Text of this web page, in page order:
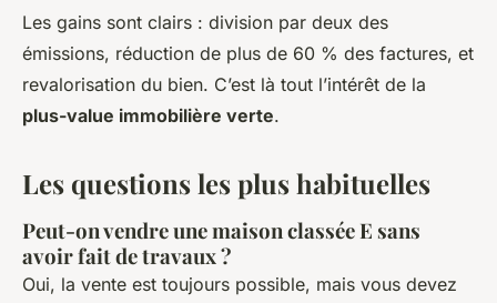
Les gains sont clairs : division par deux des
émissions, réduction de plus de 60 % des factures, et
revalorisation du bien. C’est là tout l’intérêt de la
plus-value immobilière verte.
Les questions les plus habituelles
Peut-on vendre une maison classée E sans
avoir fait de travaux ?
Oui, la vente est toujours possible, mais vous devez